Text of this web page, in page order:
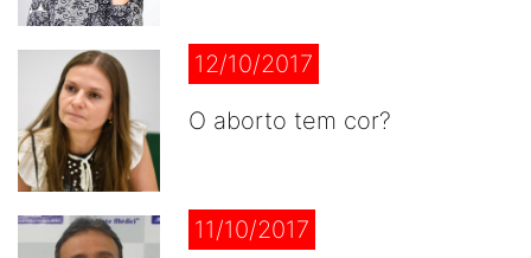
12/10/2017
O aborto tem cor?
11/10/2017